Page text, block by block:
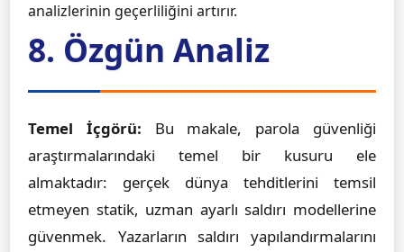
analizlerinin geçerliliğini artırır.
8. Özgün Analiz
Temel İçgörü: Bu makale, parola güvenliği
araştırmalarındaki temel bir kusuru ele
almaktadır: gerçek dünya tehditlerini temsil
etmeyen statik, uzman ayarlı saldırı modellerine
güvenmek. Yazarların saldırı yapılandırmalarını